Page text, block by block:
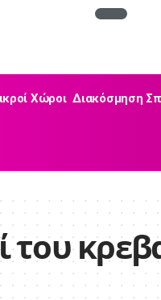
Χώροι Διακόσμηση
του